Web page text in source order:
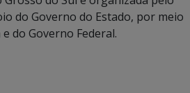
do Governo do Estado, por meio
do Governo Federal.